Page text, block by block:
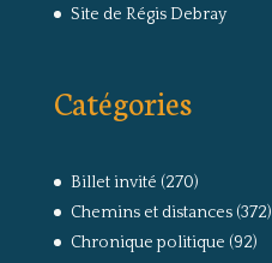
Site de Régis Debray
Catégories
Billet invité (270)
Chemins et distances(372)
Chronique politique (92)